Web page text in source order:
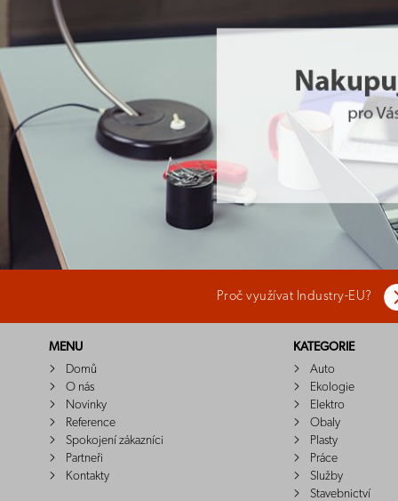
Proč využívat Industry-EU?
MENU
Domů
O nás
Novinky
Reference
Spokojení zákazníci
Partneři
Kontakty
KATEGORIE
Auto
Ekologie
Elektro
Obaly
Plasty
Práce
Služby
Stavebnictví